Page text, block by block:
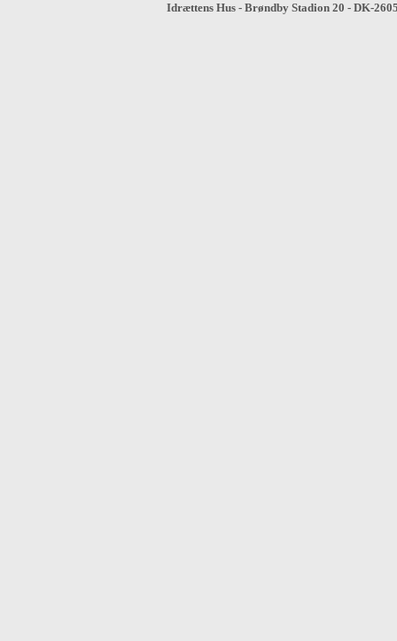
Idrættens Hus - Brøndby Stadion 20 - DK-